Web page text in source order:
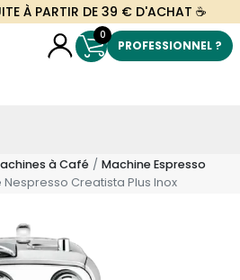
À PARTIR DE 39 € D'ACHAT ☕
0
PROFESSIONNEL ?
à Café
Machine Espresso
Creatista Plus Inox